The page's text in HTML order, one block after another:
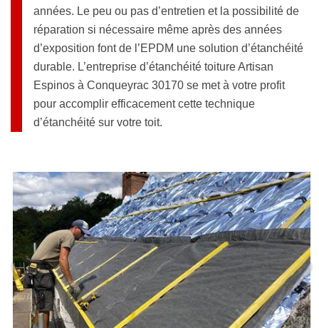
années. Le peu ou pas d’entretien et la possibilité de
réparation si nécessaire même après des années
d’exposition font de l’EPDM une solution d’étanchéité
durable. L’entreprise d’étanchéité toiture Artisan
Espinos à Conqueyrac 30170 se met à votre profit
pour accomplir efficacement cette technique
d’étanchéité sur votre toit.